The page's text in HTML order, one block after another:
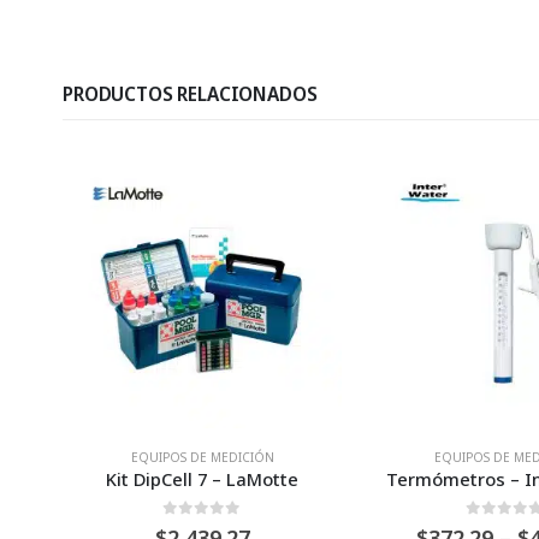
PRODUCTOS RELACIONADOS
EQUIPOS DE MEDICIÓN
Termómetros – Inter Water
EQUIPOS